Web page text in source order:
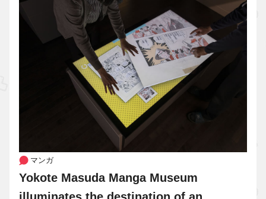
マンガ
Yokote Masuda Manga Museum